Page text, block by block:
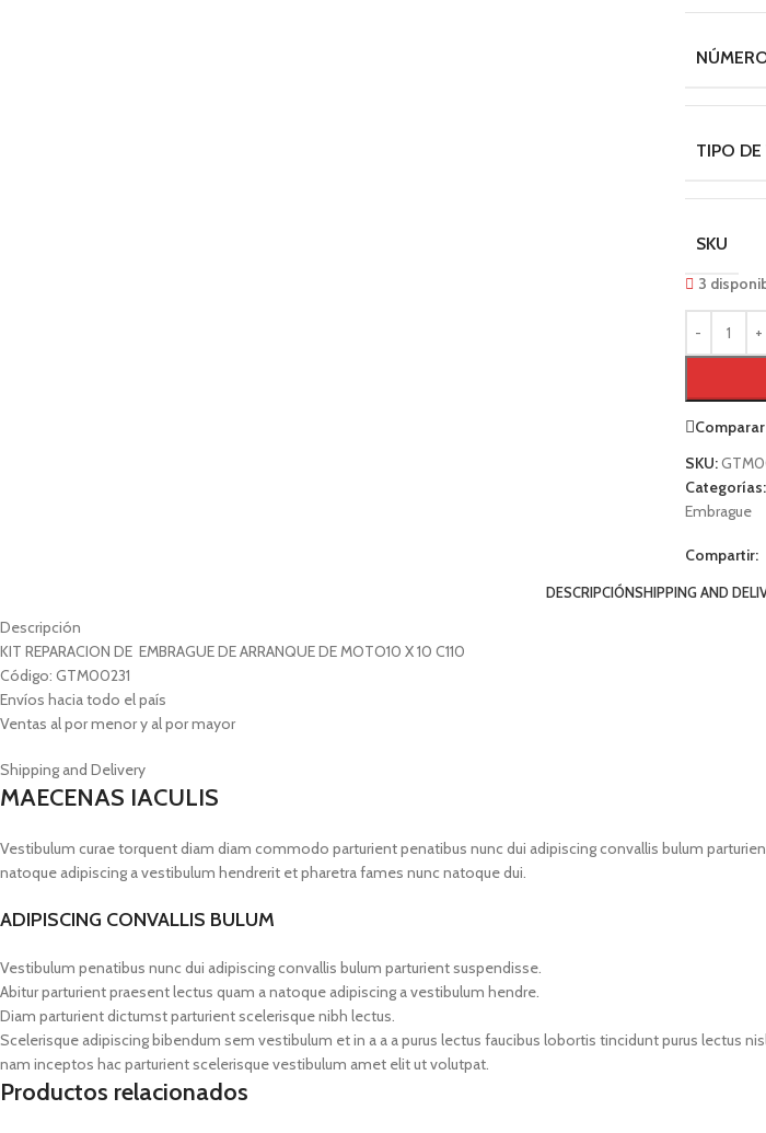
TIPO
SKU
3
Comparar
SKU:
Categorías:
Embrague
Compartir:
DESCRIPCIÓNSHIPPING AND
Descripción
KIT REPARACION DE EMBRAGUE DE ARRANQUE DE MOTO10 X 10 C110
Código: GTM00231
Envíos hacia todo el país
Ventas al por menor y al por mayor
Shipping and Delivery
MAECENAS IACULIS
Vestibulum curae torquent diam diam commodo parturient penatibus nunc dui adipiscing convallis bulum
natoque adipiscing a vestibulum hendrerit et pharetra fames nunc natoque dui.
ADIPISCING CONVALLIS BULUM
Vestibulum penatibus nunc dui adipiscing convallis bulum parturient suspendisse.
Abitur parturient praesent lectus quam a natoque adipiscing a vestibulum hendre.
Diam parturient dictumst parturient scelerisque nibh lectus.
Scelerisque adipiscing bibendum sem vestibulum et in a a a purus lectus faucibus lobortis tincidunt purus
nam inceptos hac parturient scelerisque vestibulum amet elit ut volutpat.
Productos relacionados